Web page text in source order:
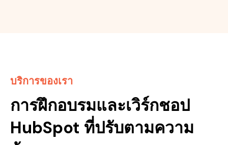
บริการของเรา
การฝึกอบรมและเวิร์กชอป
HubSpot ที่ปรับตามความ